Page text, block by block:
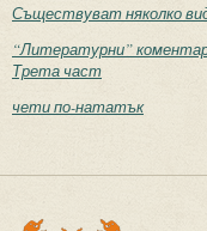
Съществуват няколко
“Литературни”
Трета част
чети по-нататък